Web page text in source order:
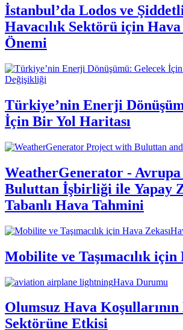
İstanbul’da Lodos ve Şiddetli
Havacılık Sektörü için Hava
Önemi
Değişikliği
Türkiye’nin Enerji
İçin Bir Yol Haritası
WeatherGenerator -
Buluttan İşbirliği ile Yapay
Tabanlı Hava Tahmini
Mobilite ve Taşımacılık için
Hava Durumu
Olumsuz Hava Koşullarının
Sektörüne Etkisi